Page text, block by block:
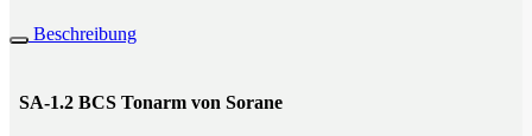
Beschreibung
SA-1.2 BCS Tonarm von Sorane